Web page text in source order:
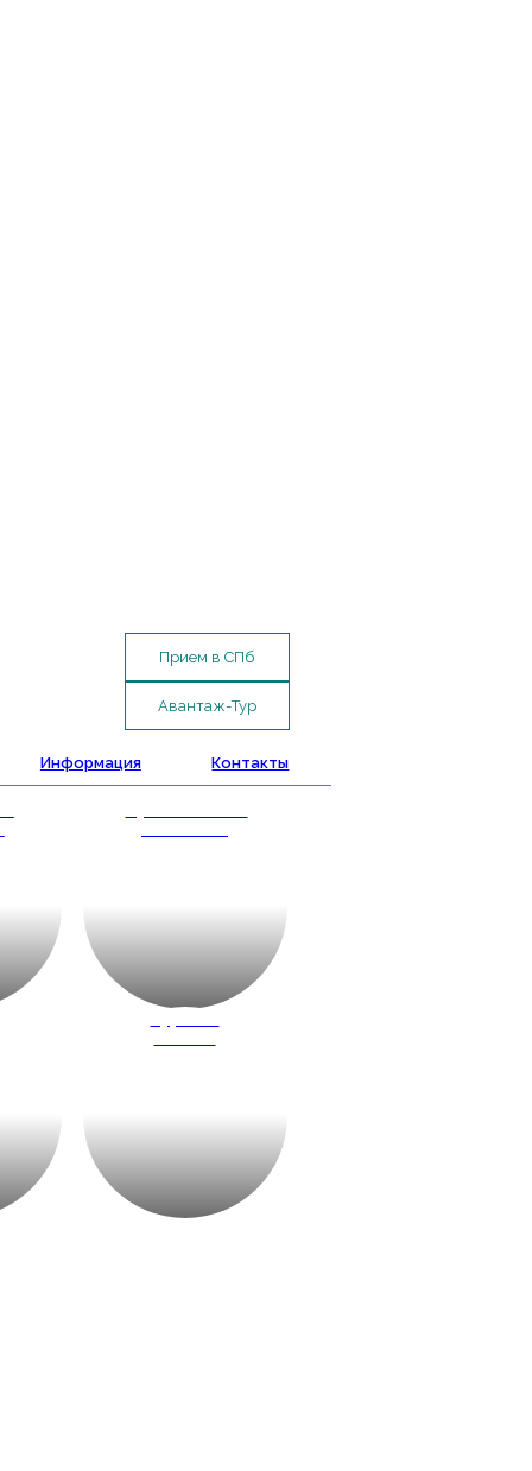
Прием в СПб
Авантаж-Тур
Информация Контакты